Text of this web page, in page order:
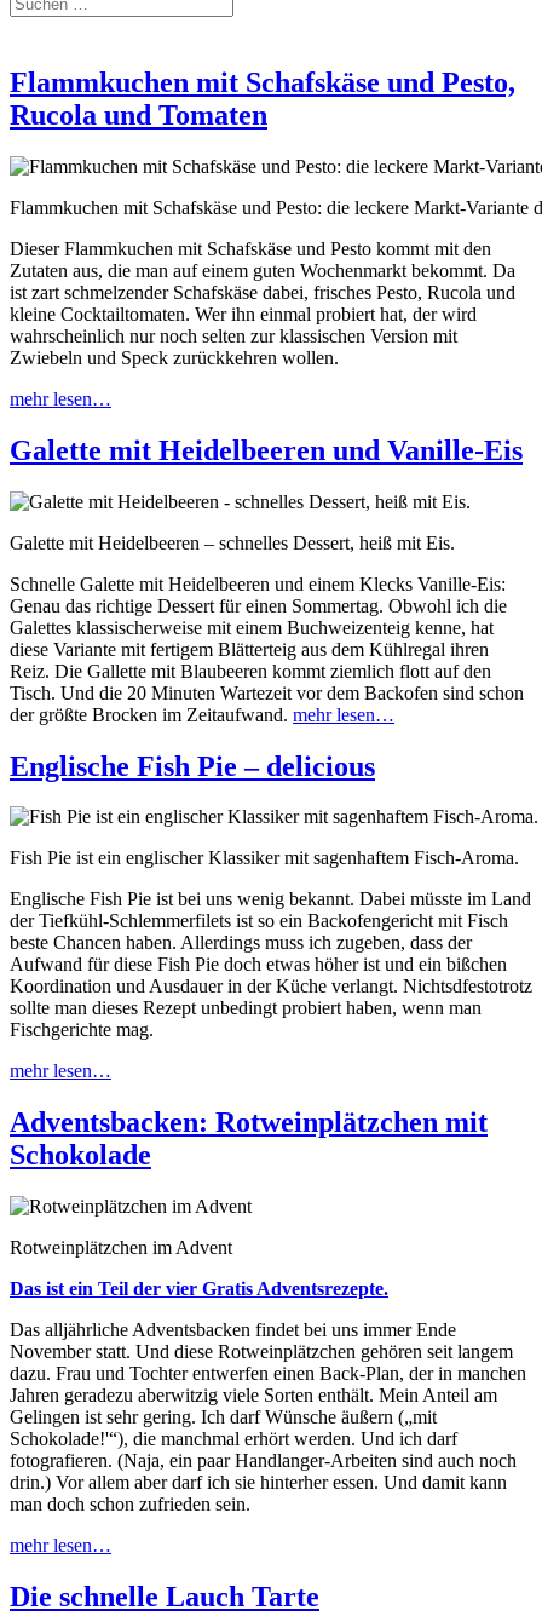
Flammkuchen mit Schafskäse und Pesto,
Rucola und Tomaten
Flammkuchen mit Schafskäse und Pesto: die leckere Markt-Variante
Dieser Flammkuchen mit Schafskäse und Pesto kommt mit den
Zutaten aus, die man auf einem guten Wochenmarkt bekommt. Da
ist zart schmelzender Schafskäse dabei, frisches Pesto, Rucola und
kleine Cocktailtomaten. Wer ihn einmal probiert hat, der wird
wahrscheinlich nur noch selten zur klassischen Version mit
Zwiebeln und Speck zurückkehren wollen.
mehr lesen…
Galette mit Heidelbeeren und Vanille-Eis
Galette mit Heidelbeeren – schnelles Dessert, heiß mit Eis.
Schnelle Galette mit Heidelbeeren und einem Klecks Vanille-Eis:
Genau das richtige Dessert für einen Sommertag. Obwohl ich die
Galettes klassischerweise mit einem Buchweizenteig kenne, hat
diese Variante mit fertigem Blätterteig aus dem Kühlregal ihren
Reiz. Die Gallette mit Blaubeeren kommt ziemlich flott auf den
Tisch. Und die 20 Minuten Wartezeit vor dem Backofen sind schon
der größte Brocken im Zeitaufwand. mehr lesen…
Englische Fish Pie – delicious
Fish Pie ist ein englischer Klassiker mit sagenhaftem Fisch-Aroma.
Englische Fish Pie ist bei uns wenig bekannt. Dabei müsste im Land
der Tiefkühl-Schlemmerfilets ist so ein Backofengericht mit Fisch
beste Chancen haben. Allerdings muss ich zugeben, dass der
Aufwand für diese Fish Pie doch etwas höher ist und ein bißchen
Koordination und Ausdauer in der Küche verlangt. Nichtsdfestotrotz
sollte man dieses Rezept unbedingt probiert haben, wenn man
Fischgerichte mag.
mehr lesen…
Adventsbacken: Rotweinplätzchen mit
Schokolade
Rotweinplätzchen im Advent
Das ist ein Teil der vier Gratis Adventsrezepte.
Das alljährliche Adventsbacken findet bei uns immer Ende
November statt. Und diese Rotweinplätzchen gehören seit langem
dazu. Frau und Tochter entwerfen einen Back-Plan, der in manchen
Jahren geradezu aberwitzig viele Sorten enthält. Mein Anteil am
Gelingen ist sehr gering. Ich darf Wünsche äußern („mit
Schokolade!'“), die manchmal erhört werden. Und ich darf
fotografieren. (Naja, ein paar Handlanger-Arbeiten sind auch noch
drin.) Vor allem aber darf ich sie hinterher essen. Und damit kann
man doch schon zufrieden sein.
mehr lesen…
Die schnelle Lauch Tarte